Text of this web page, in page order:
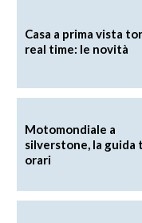
Casa a prima vista
real time: le novità
Motomondiale a
silverstone, la guida
orari